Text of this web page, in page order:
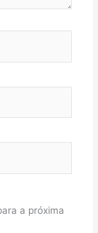
a próxima